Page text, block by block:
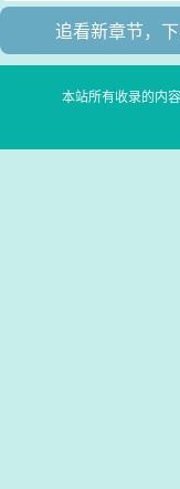
追看新章节，
本站所有收录的内